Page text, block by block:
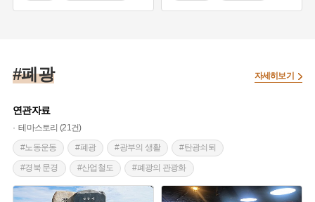
#강릉 가볼만한곳 #폐광의 관광화
#폐광
연관자료
테마스토리 (21건)
#노동운동
#폐광 #광부의 생활 #탄광쇠퇴
#경북 문경 #산업철도 #폐광의 관광화
#탄광촌 #탄광촌 유행어 #산업전사 #광업소
자세히보기